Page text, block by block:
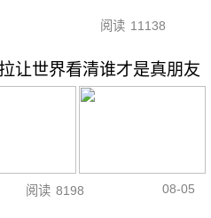
阅读 11138
让世界看清谁才是真朋友
阅读 8198 08-05